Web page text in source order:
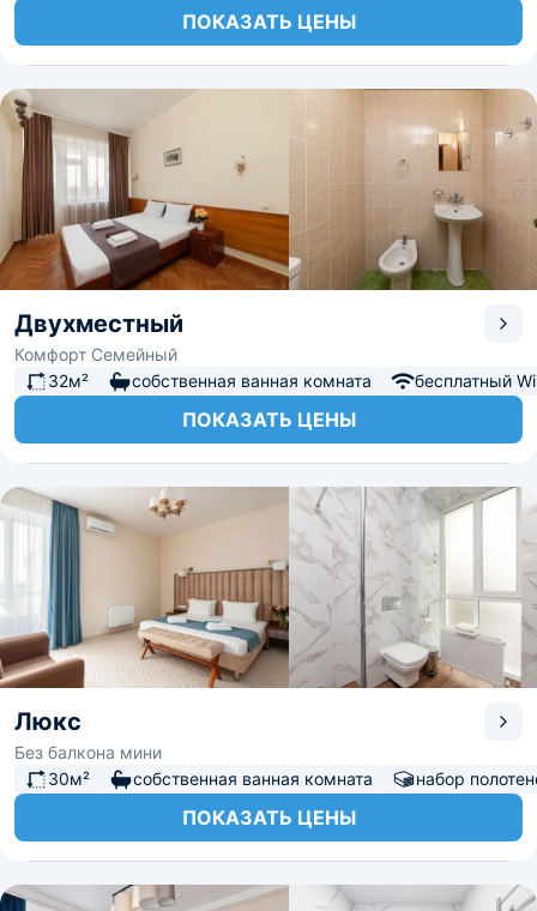
ПОКАЗАТЬ ЦЕНЫ
Двухместный
Комфорт Семейный
32м²
собственная ванная комната бесплатный
ПОКАЗАТЬ ЦЕНЫ
Люкс
Без балкона мини
30м²
собственная ванная комната набор
ПОКАЗАТЬ ЦЕНЫ